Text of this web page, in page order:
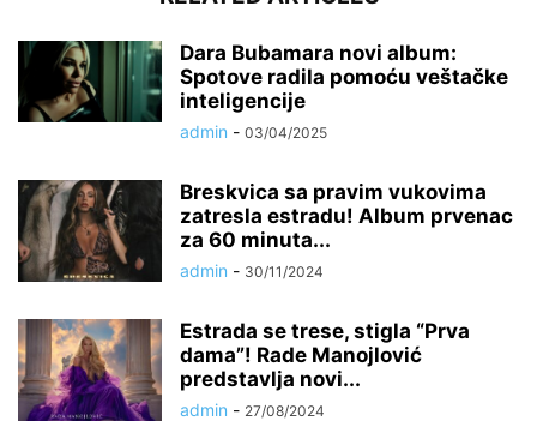
Dara Bubamara novi album:
Spotove radila pomoću veštačke
inteligencije
admin - 03/04/2025
Breskvica sa pravim vukovima
zatresla estradu! Album prvenac
za 60 minuta...
admin - 30/11/2024
Estrada se trese, stigla “Prva
dama”! Rade Manojlović
predstavlja novi...
admin - 27/08/2024